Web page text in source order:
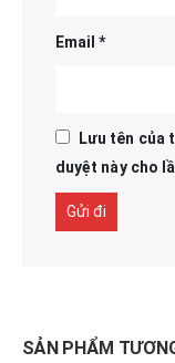
Email*
Lưu tên của
duyệt này cho
SẢN PHẨM